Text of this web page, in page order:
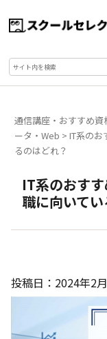
通信講座・おすすめ
ータ・Web >IT系のお
るのはどれ？
IT系のおす
職に向いて
投稿日：2024年2